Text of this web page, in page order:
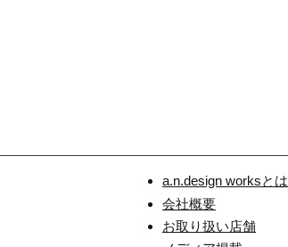
a.n.design worksとは
会社概要
お取り扱い店舗